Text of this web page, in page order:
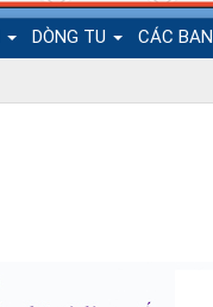
DÒNG TU CÁC BAN